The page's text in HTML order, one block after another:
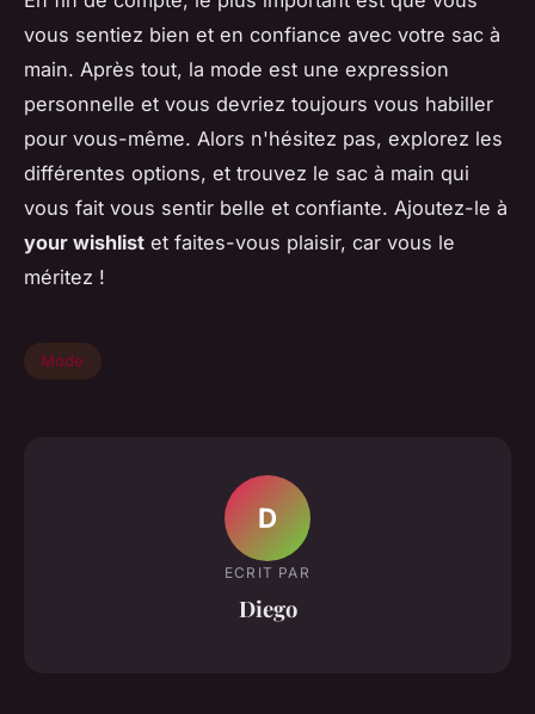
vous sentiez bien et en confiance avec votre sac à
main. Après tout, la mode est une expression
personnelle et vous devriez toujours vous habiller
pour vous-même. Alors n'hésitez pas, explorez les
différentes options, et trouvez le sac à main qui
vous fait vous sentir belle et confiante. Ajoutez-le à
your wishlist et faites-vous plaisir, car vous le
méritez !
Mode
D
ECRIT PAR
Diego